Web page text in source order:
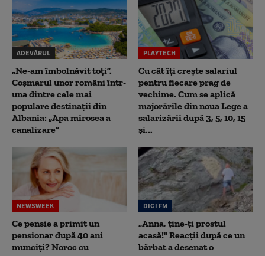
ADEVĂRUL
„Ne-am îmbolnăvit toți”.
Coșmarul unor români într-
una dintre cele mai
populare destinații din
Albania: „Apa mirosea a
canalizare”
PLAYTECH
Cu cât îți crește salariul
pentru fiecare prag de
vechime. Cum se aplică
majorările din noua Lege a
salarizării după 3, 5, 10, 15
și...
NEWSWEEK
Ce pensie a primit un
pensionar după 40 ani
munciți? Noroc cu
DIGI FM
„Anna, ţine-ţi prostul
acasă!" Reacţii după ce un
bărbat a desenat o